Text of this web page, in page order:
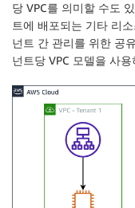
당 VPC를 의미할 수도
트에 배포되는 기타 리
넌트 간 관리를 위한 공
넌트당 VPC 모델을 사